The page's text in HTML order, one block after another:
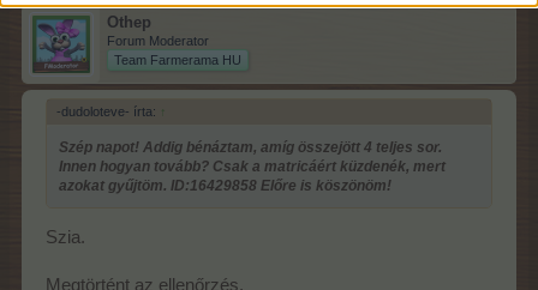
Othep
Forum Moderator
Team Farmerama HU
-dudoloteve- írta: ↑
Szép napot! Addig bénáztam, amíg összejött 4 teljes sor.
Innen hogyan tovább? Csak a matricáért küzdenék, mert
azokat gyűjtöm. ID:16429858 Előre is köszönöm!
Szia.
Megtörtént az ellenőrzés.